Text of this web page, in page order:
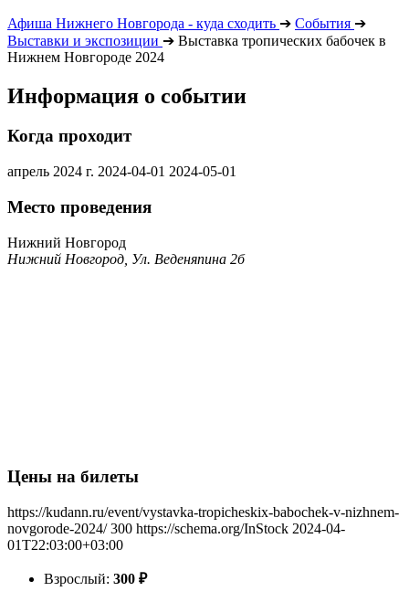
Афиша Нижнего Новгорода - куда сходить ➔ События ➔
Выставки и экспозиции ➔ Выставка тропических бабочек в
Нижнем Новгороде 2024
Информация о событии
Когда проходит
апрель 2024 г. 2024-04-01 2024-05-01
Место проведения
Нижний Новгород
Нижний Новгород, Ул. Веденяпина 2б
Цены на билеты
https://kudann.ru/event/vystavka-tropicheskix-babochek-v-nizhnem-
novgorode-2024/ 300 https://schema.org/InStock 2024-04-
01T22:03:00+03:00
Взрослый: 300 ₽